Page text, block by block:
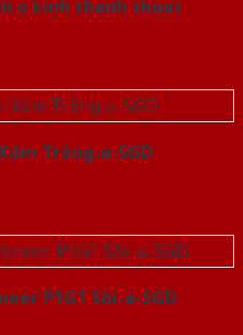
o kinh thanh thoat
Trắng-a-SGD
P1G1 Sồi-a-SGD